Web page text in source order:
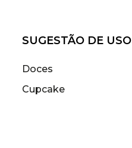
SUGESTÃO DE USO
Doces
Cupcake